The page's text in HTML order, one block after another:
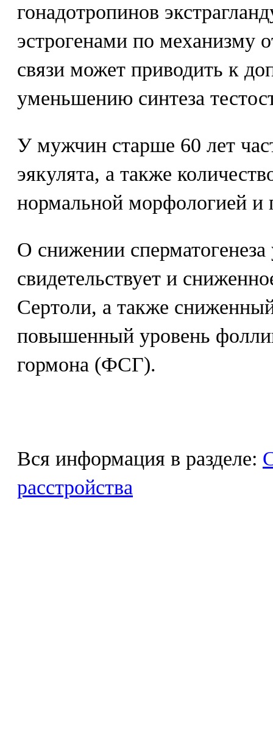
гонадотропинов
эстрогенами по механизму
связи может приводить к
уменьшению синтеза
У мужчин старше 60 лет
эякулята, а также
нормальной морфологией и
О снижении
свидетельствует и
Сертоли, а также
повышенный уровень
гормона (ФСГ).
Вся информация в разделе:
расстройства